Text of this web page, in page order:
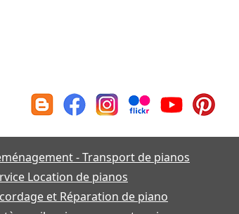
- Transport de pianos
Location de pianos
et Réparation de piano